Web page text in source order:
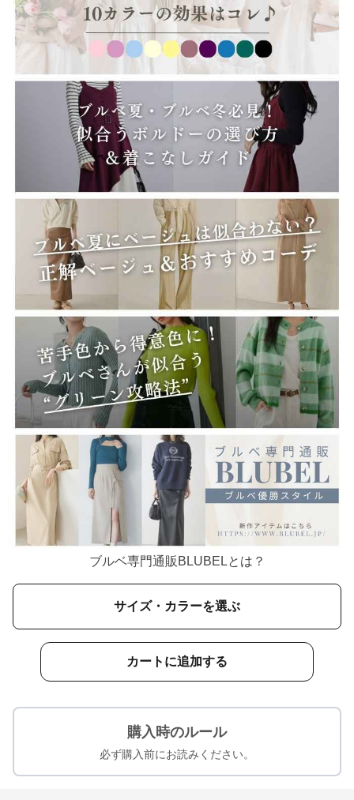
ブルベ専門通販BLUBELとは？
サイズ・カラーを選ぶ
カートに追加する
購入時のルール
必ず購入前にお読みください。